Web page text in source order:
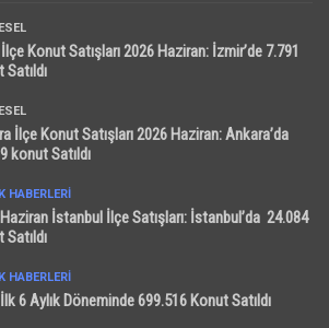
Konut Satışları 2026 Haziran: İzmir’de 7.791
Satıldı
İlçe Konut Satışları 2026 Haziran: Ankara’da
konut Satıldı
HABERLERI
İstanbul İlçe Satışları: İstanbul’da 24.084
Satıldı
HABERLERI
6 Aylık Döneminde 699.516 Konut Satıldı